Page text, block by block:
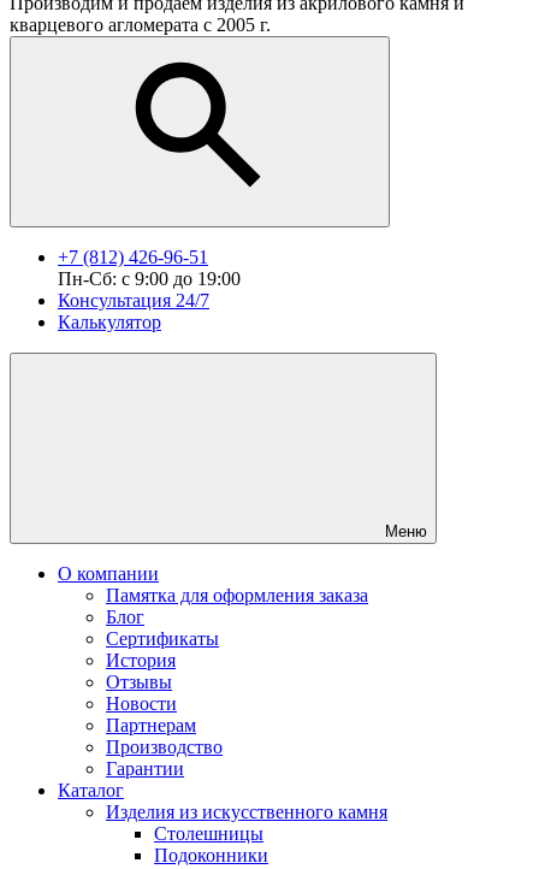
кварцевого агломерата с 2005 г.
+7 (812) 426-96-51
Пн-Сб: с 9:00 до 19:00
Консультация 24/7
Калькулятор
Меню
О компании
Памятка для оформления заказа
Блог
Сертификаты
История
Отзывы
Новости
Партнерам
Производство
Гарантии
Каталог
Изделия из искусственного камня
Столешницы
Подоконники